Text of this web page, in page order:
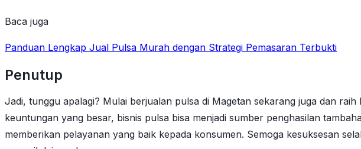
Baca juga
Panduan Lengkap Jual Pulsa Murah dengan Strategi Pemasaran Terbukti
Penutup
Jadi, tunggu apalagi? Mulai berjualan pulsa di Magetan sekarang juga dan
keuntungan yang besar, bisnis pulsa bisa menjadi sumber penghasilan
memberikan pelayanan yang baik kepada konsumen. Semoga kesuksesan